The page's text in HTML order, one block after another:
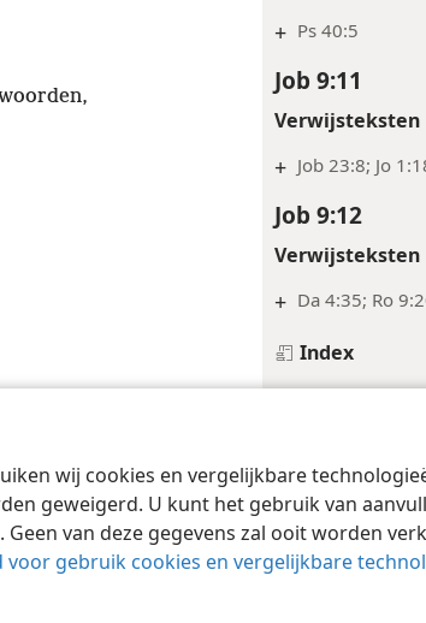
wij cookies en vergelijkbare
geweigerd. U kunt het gebruik van
van deze gegevens zal ooit worden
voor gebruik cookies en vergelijkbare
+ Ps 40:5
Job 9:11
Verwijsteksten
+ Job 23:8; Jo
Job 9:12
Verwijsteksten
+ Da 4:35; Ro
Index
Job 9:13
* „God.” Hebr.:
* „Bestormer.”
Verwijsteksten
Gebruiksvoorwaarden Privacybeleid